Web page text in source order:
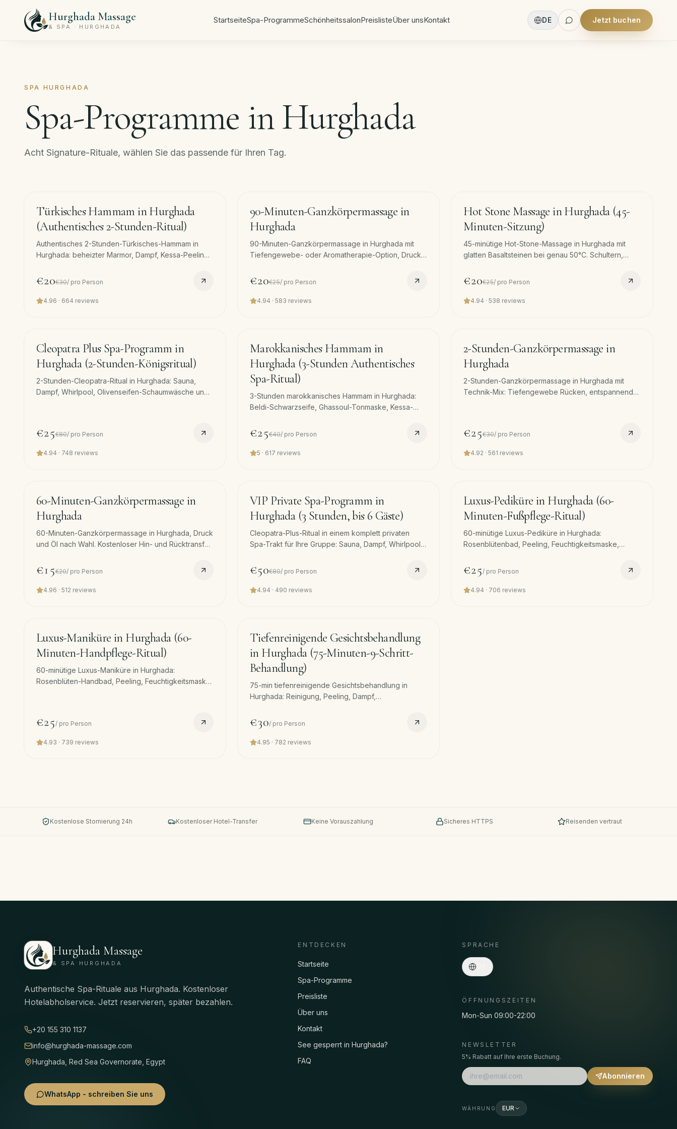
Hurghada Massage
& SPA · HURGHADA
StartseiteSpa-ProgrammeSchönheitssalonPreislisteÜber unsKontakt DE Jetzt buchen
SPA HURGHADA
Spa-Programme in Hurghada
Acht Signature-Rituale, wählen Sie das passende für Ihren Tag.
min
Türkisches Hammam in Hurghada
(Authentisches 2-Stunden-Ritual)
Authentisches 2-Stunden-Türkisches-Hammam in
Hurghada: beheizter Marmor, Dampf, Kessa-Peeling,
Ganzkörpermassage. Kostenloser Transfer.
€20€30/ pro Person
4.96 · 664 reviews
90-Minuten-Ganzkörpermassage in
Hurghada
90-Minuten-Ganzkörpermassage in Hurghada mit
Tiefengewebe- oder Aromatherapie-Option, Druck
meistgebuchte Einzelmassage.
€20€25/ pro Person
4.94 · 583 reviews
Hot Stone Massage in Hurghada (45-
Minuten-Sitzung)
45-minütige Hot-Stone-Massage in Hurghada mit
glatten Basaltsteinen bei genau 50°C. Schultern,
und Rücktransfer.
€20€25/ pro Person
4.94 · 538 reviews
120
Cleopatra Plus Spa-Programm in
Hurghada (2-Stunden-Königsritual)
2-Stunden-Cleopatra-Ritual in Hurghada: Sauna,
Dampf, Whirlpool, Olivenseifen-Schaumwäsche und
€25€80/ pro Person
4.94 · 748 reviews
min
Marokkanisches Hammam in
Hurghada (3-Stunden Authentisches
Spa-Ritual)
3-Stunden marokkanisches Hammam in Hurghada:
Beldi-Schwarzseife, Ghassoul-Tonmaske, Kessa-
die türkische Variante. Kostenloser Transfer.
€25€40/ pro Person
5 · 617 reviews
2-Stunden-Ganzkörpermassage in
Hurghada
2-Stunden-Ganzkörpermassage in Hurghada mit
Technik-Mix: Tiefengewebe Rücken, entspannende
€25€30/ pro Person
4.92 · 561 reviews
60-Minuten-Ganzkörpermassage in
Hurghada
60-Minuten-Ganzkörpermassage in Hurghada, Druck
und Öl nach Wahl. Kostenloser Hin- und Rücktransfer
€15€20/ pro Person
4.96 · 512 reviews
VIP Private Spa-Programm in
Hurghada (3 Stunden, bis 6 Gäste)
Cleopatra-Plus-Ritual in einem komplett privaten
Spa-Trakt für Ihre Gruppe: Sauna, Dampf, Whirlpool,
Gesichtsmaske, türkische Hammam-Schaumwäsche,
Kokospeeling, je 60-Min-Massage und
Gesichtsmaske.
€50€80/ pro Person
4.94 · 490 reviews
Luxus-Pediküre in Hurghada (60-
Minuten-Fußpflege-Ritual)
60-minütige Luxus-Pediküre in Hurghada:
Rosenblütenbad, Peeling, Feuchtigkeitsmaske,
Kostenloser Transfer.
€25/ pro Person
4.94 · 706 reviews
Luxus-Maniküre in Hurghada (60-
Minuten-Handpflege-Ritual)
60-minütige Luxus-Maniküre in Hurghada:
Rosenblüten-Handbad, Peeling, Feuchtigkeitsmaske,
€25/ pro Person
4.93 · 739 reviews
Tiefenreinigende Gesichtsbehandlung
in Hurghada (75-Minuten-9-Schritt-
Behandlung)
75-min tiefenreinigende Gesichtsbehandlung in
Hurghada: Reinigung, Peeling, Dampf,
Reset nach Sonne + Salz. Kostenloser Transfer.
€30/ pro Person
4.95 · 782 reviews
Kostenlose Stornierung 24h Kostenloser Hotel-Transfer Keine Vorauszahlung Sicheres HTTPS Reisenden vertraut
Hurghada Massage
& SPA HURGHADA
Authentische Spa-Rituale aus Hurghada. Kostenloser
Hotelabholservice. Jetzt reservieren, später bezahlen.
+20 155 310 1137
info@hurghada-massage.com
Hurghada, Red Sea Governorate, Egypt
WhatsApp - schreiben Sie uns
ENTDECKEN
Startseite
Spa-Programme
Preisliste
Über uns
Kontakt
See gesperrt in Hurghada?
FAQ
SPRACHE
ÖFFNUNGSZEITEN
Mon-Sun 09:00-22:00
NEWSLETTER
5% Rabatt auf Ihre erste Buchung.
Abonnieren
WÄHRUNG EUR